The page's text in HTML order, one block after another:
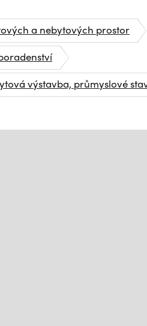
a nebytových prostor
výstavba, průmyslové